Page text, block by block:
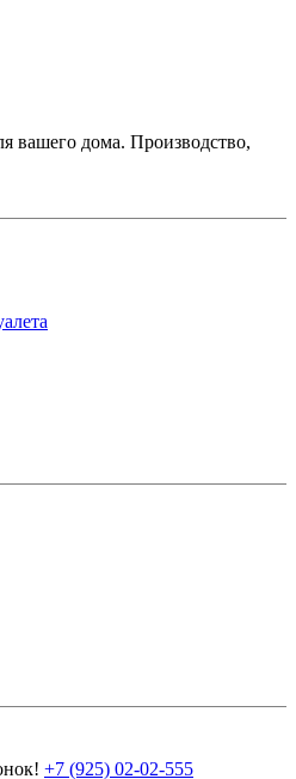
вашего дома. Производство,
+7 (925) 02-02-555